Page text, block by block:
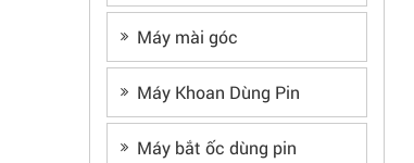
Máy mài góc
Máy Khoan Dùng Pin
Máy bắt ốc dùng pin